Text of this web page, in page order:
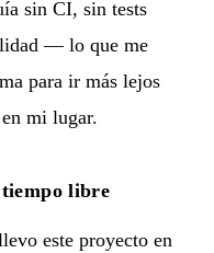
sin CI, sin tests
— lo que me
para ir más lejos
mi lugar.
libre
este proyecto en